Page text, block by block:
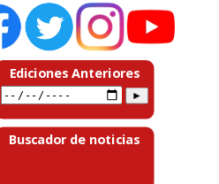
Ediciones Anteriores
Buscador de noticias